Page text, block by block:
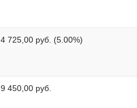
4 725,00 руб. (5.00%)
9 450,00 руб.